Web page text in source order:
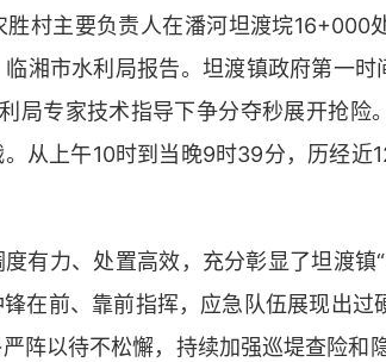
胜村主要负责人在潘河坦渡垸16+000
湘市水利局报告。坦渡镇政府第一
局专家技术指导下争分夺秒展开抢险
从上午10时到当晚9时39分，历经近
有力、处置高效，充分彰显了坦渡镇
在前、靠前指挥，应急队伍展现出过
阵以待不松懈，持续加强巡堤查险和